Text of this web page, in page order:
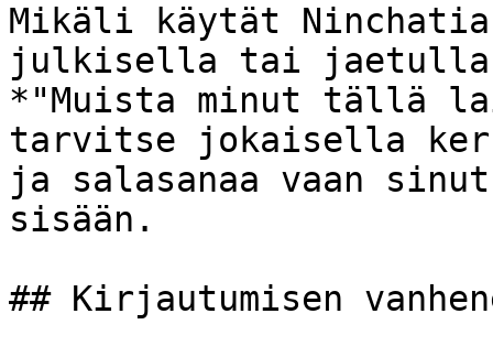
Mikäli käytät
julkisella tai jaetulla
*"Muista minut tällä
tarvitse jokaisella
ja salasanaa vaan
sisään.
## Kirjautumisen